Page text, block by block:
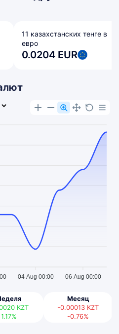
11 казахстанских тенге в
евро
0.0204 EUR
04 Aug 00:00 06 Aug 00:00
KZT
1.17%
Месяц
-0.00013 KZT
-0.76%